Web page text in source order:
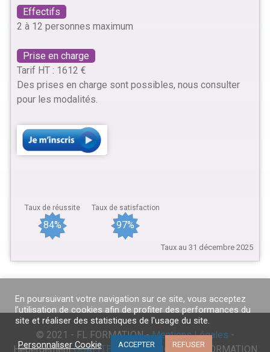
Effectifs
2 à 12 personnes maximum
Prise en charge
Tarif HT : 1612 €
Des prises en charge sont possibles, nous consulter
pour les modalités.
Taux de réussite
84%
Taux de satisfaction
97%
Taux au 31 décembre 2025
© 2021 - FL FORMATION -Mentions Légales -
HébergementQUALITE INFORMATIQUE- FL FORMATION
En poursuivant votre navigation sur ce site, vous acceptez
l’utilisation de cookies afin de profiter des performances du
site et réaliser des statistiques de l'usage du site.
Personnaliser Cookie ACCEPTER REFUSER